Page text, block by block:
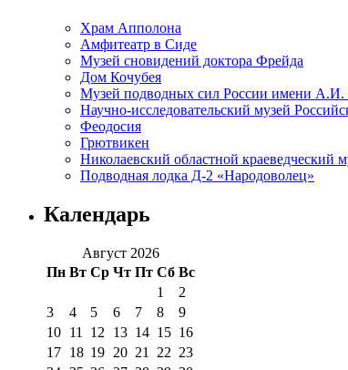
Храм Апполона
Амфитеатр в Сиде
Музей сновидений доктора Фрейда
Дом Кочубея
Музей подводных сил России имени А.И.
Научно-исследовательский музей
Феодосия
Грютвикен
Николаевский областной краеведческий
Подводная лодка Д-2 «Народоволец»
Календарь
Август 2026
Пн Вт Ср Чт Пт Сб Вс
1
2
3
4 5 6 7 8
9
10 11 12 13 14 15 16
17 18 19 20 21 22 23